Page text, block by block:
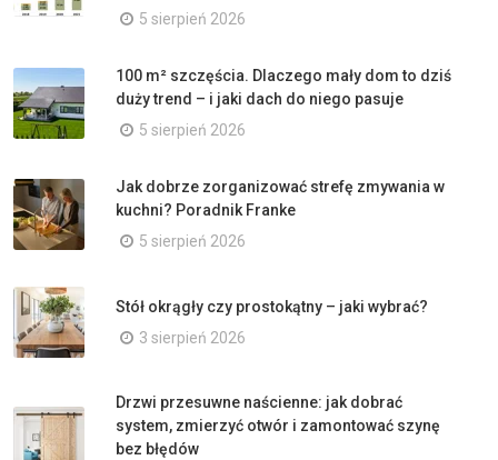
5 sierpień 2026
100 m² szczęścia. Dlaczego mały dom to dziś
duży trend – i jaki dach do niego pasuje
5 sierpień 2026
Jak dobrze zorganizować strefę zmywania w
kuchni? Poradnik Franke
5 sierpień 2026
Stół okrągły czy prostokątny – jaki wybrać?
3 sierpień 2026
Drzwi przesuwne naścienne: jak dobrać
system, zmierzyć otwór i zamontować szynę
bez błędów